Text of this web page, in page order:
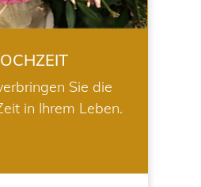
Sie die
in Ihrem Leben.